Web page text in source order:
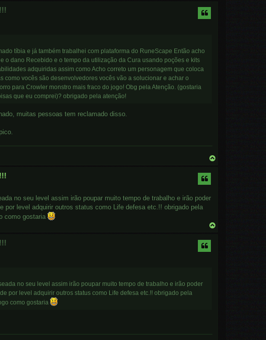
tíbia e já também trabalhei com plataforma do RuneScape Então acho
o dano Recebido e o tempo da utilização da Cura usando poções e kits
adquiridas assim como Acho correto um personagem que coloca
vocês são desenvolvedores vocês vão a solucionar e achar o
para Crowler monstro mais fraco do jogo! Obg pela Atenção. (gostaria
que eu comprei)? obrigado pela atenção!
muitas pessoas tem reclamado disso.
no seu level assim irão poupar muito tempo de trabalho e irão poder
por level adquirir outros status como Life defesa etc.!! obrigado pela
como gostaria
no seu level assim irão poupar muito tempo de trabalho e irão poder
por level adquirir outros status como Life defesa etc.!! obrigado pela
como gostaria